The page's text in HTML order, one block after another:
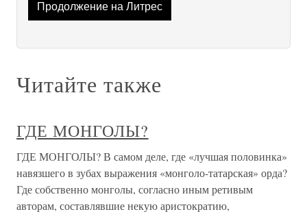
Продолжение на Литрес
Читайте также
ГДЕ МОНГОЛЫ?
ГДЕ МОНГОЛЫ? В самом деле, где «лучшая половинка»
навязшего в зубах выражения «монголо-татарская» орда?
Где собственно монголы, согласно иным ретивым
авторам, составлявшие некую аристократию,